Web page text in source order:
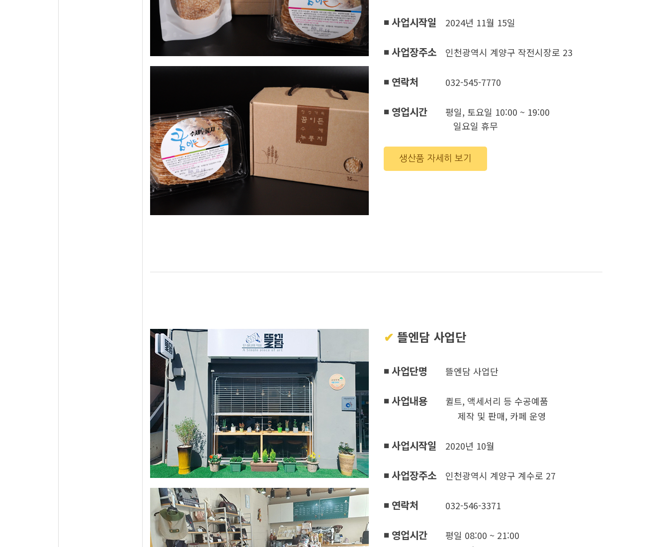
◾ 사업시작일 2024년 11월 15일
◾ 사업장주소 인천광역시 계양구 작전시장로 23
◾ 연락처 032-545-7770
◾ 영업시간 평일, 토요일 10:00 ~ 19:00
일요일 휴무
생산품 자세히 보기
✔ 뜰엔담 사업단
◾ 사업단명 뜰엔담 사업단
◾ 사업내용 퀼트, 액세서리 등 수공예품
제작 및 판매, 카페 운영
◾ 사업시작일 2020년 10월
◾ 사업장주소 인천광역시 계양구 계수로 27
◾ 연락처 032-546-3371
◾ 영업시간 평일 08:00 ~ 21:00